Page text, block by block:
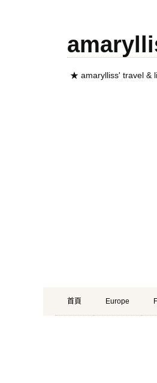
★ amarylliss' travel &
Primary
Menu
Skip
to
首頁 Europe